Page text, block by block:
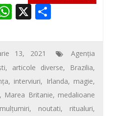
W
h
at
s
A
p
p
X P
ta
je
az
ă
13, 2021
Agenţia
, articole diverse, Brazilia,
, interviuri, Irlanda, magie,
, Marea Britanie, medalioane
mulţumiri, noutati, ritualuri,